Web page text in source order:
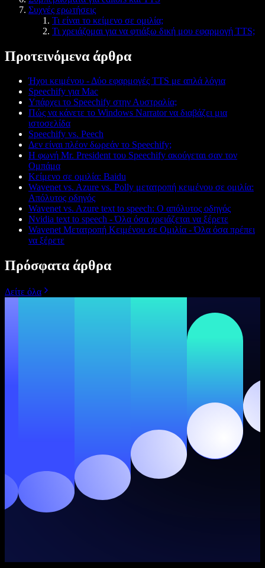
Συχνές ερωτήσεις
Τι είναι το κείμενο σε ομιλία;
Τι χρειάζομαι για να φτιάξω δική μου εφαρμογή TTS;
Προτεινόμενα άρθρα
Ήχοι κειμένου - Δύο εφαρμογές TTS με απλά λόγια
Speechify για Mac
Υπάρχει το Speechify στην Αυστραλία;
Πώς να κάνετε το Windows Narrator να διαβάζει μια
ιστοσελίδα
Speechify vs. Peech
Δεν είναι πλέον δωρεάν το Speechify;
Η φωνή Mr. President του Speechify ακούγεται σαν τον
Ομπάμα
Κείμενο σε ομιλία: Baidu
Wavenet vs. Azure vs. Polly μετατροπή κειμένου σε ομιλία:
Απόλυτος οδηγός
Wavenet vs. Azure text to speech: Ο απόλυτος οδηγός
Nvidia text to speech - Όλα όσα χρειάζεται να ξέρετε
Wavenet Μετατροπή Κειμένου σε Ομιλία - Όλα όσα πρέπει
να ξέρετε
Πρόσφατα άρθρα
Δείτε όλα